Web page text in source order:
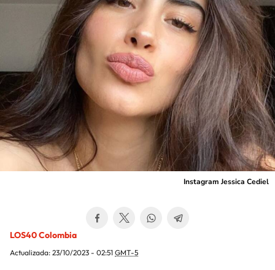
Instagram Jessica Cediel
LOS40 Colombia
Actualizada: 23/10/2023 - 02:51 GMT-5